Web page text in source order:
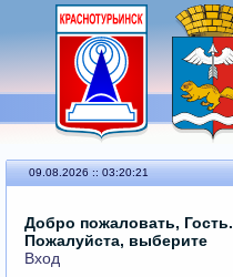
09.08.2026 :: 03:20:21
Добро пожаловать, Гость.
Пожалуйста, выберите
Вход